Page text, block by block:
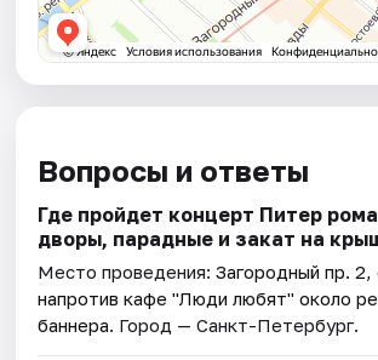
Вопросы и ответы
Где пройдет концерт Питер
дворы, парадные и закат на
Место проведения:Загородный пр. 2,
напротив кафе "Люди любят" около
баннера. Город — Санкт-Петербург.